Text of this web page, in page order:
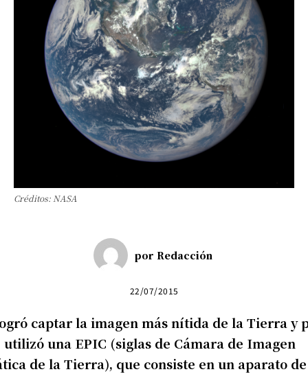
Créditos: NASA
por Redacción
22/07/2015
captar la imagen más nítida de la Tierra y
utilizó una EPIC (siglas de Cámara de Imagen
de la Tierra), que consiste en un aparato